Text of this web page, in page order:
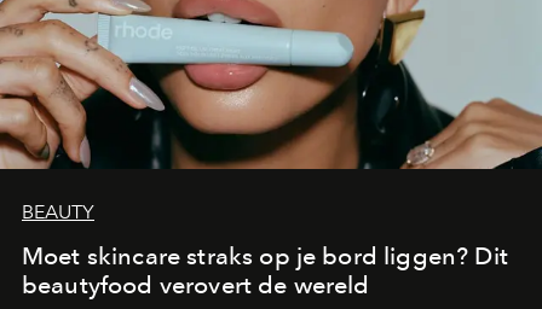
BEAUTY
Moet skincare straks op je bord liggen? Dit
beautyfood verovert de wereld